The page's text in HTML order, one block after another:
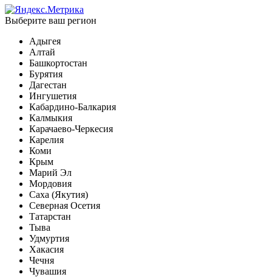
Выберите ваш регион
Адыгея
Алтай
Башкортостан
Бурятия
Дагестан
Ингушетия
Кабардино-Балкария
Калмыкия
Карачаево-Черкесия
Карелия
Коми
Крым
Марий Эл
Мордовия
Саха (Якутия)
Северная Осетия
Татарстан
Тыва
Удмуртия
Хакасия
Чечня
Чувашия